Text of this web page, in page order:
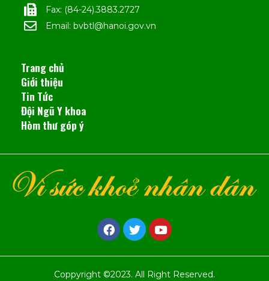
Fax: (84-24).3883.2727
Email: bvbtl@hanoi.gov.vn
Trang chủ
Giới thiệu
Tin Tức
Đội Ngũ Y khoa
Hòm thư góp ý
Coppyright ©2023. All Right Reserved.